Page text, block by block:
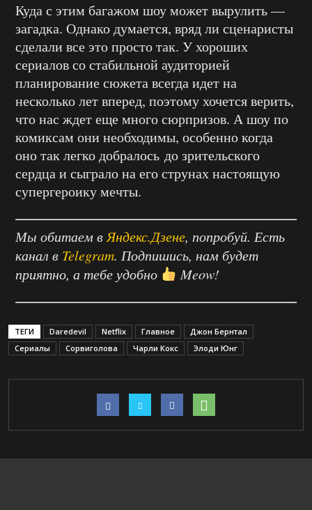
Куда с этим багажом шоу может вырулить —
загадка. Однако думается, вряд ли сценаристы
сделали все это просто так. У хороших
сериалов со стабильной аудиторией
планирование сюжета всегда идет на
несколько лет вперед, поэтому хочется верить,
что нас ждет еще много сюрпризов. А шоу по
комиксам они необходимы, особенно когда
оно так легко добралось до зрительского
сердца и сыграло на его струнах настоящую
супергероику мечты.
Мы обитаем вЯндекс.Дзене, попробуй. Есть
канал в Telegram. Подпишись, нам будет
приятно, а тебе удобно
Meow!
ТЕГИ Daredevil Netflix Главное
Джон Бернтал
Сериалы
Сорвиголова Чарли Кокс Элоди Юнг